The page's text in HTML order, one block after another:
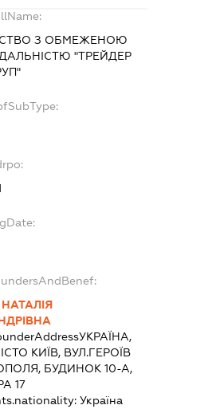
З ОБМЕЖЕНОЮ
"ТРЕЙДЕР
УКРАЇНА,
КИЇВ, ВУЛ.ГЕРОЇВ
БУДИНОК 10-А,
17
Україна